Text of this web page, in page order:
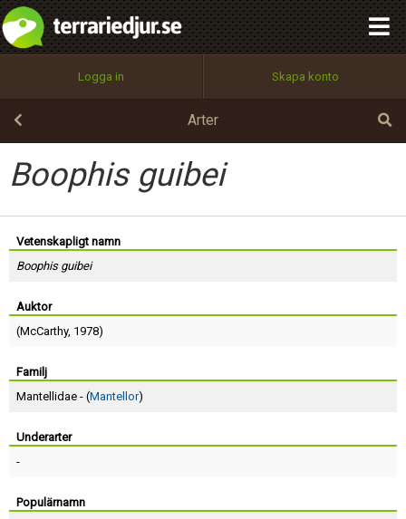
Logga in Skapa konto
Arter
Boophis guibei
Vetenskapligt namn
Boophis guibei
Auktor
(McCarthy, 1978)
Familj
Mantellidae - (Mantellor)
Underarter
-
Populärnamn
Utför
100%
OK
integritetspolicy
Namn:
Epost:
Användarnamn:
Lösenord:
Terms of Service
Begär nytt lösenord
Tillbaka till förstasidan